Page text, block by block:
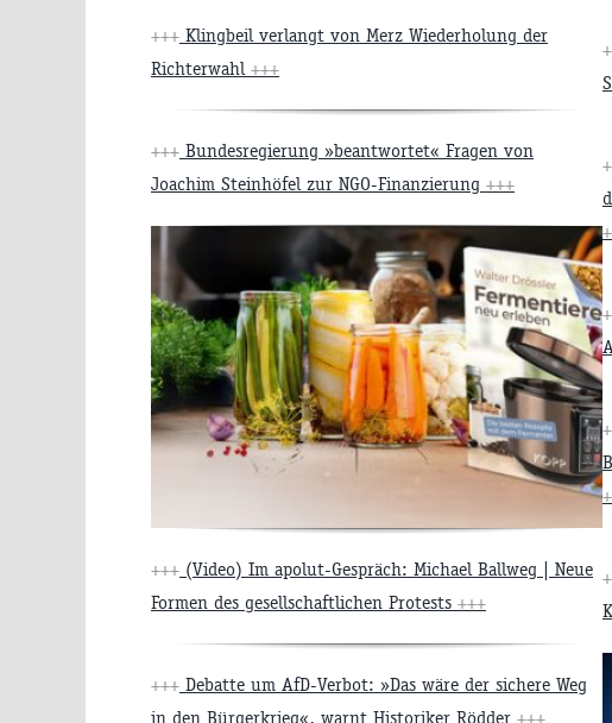
+++ Klingbeil verlangt von Merz Wiederholung der
Richterwahl +++
+++ Bundesregierung »beantwortet« Fragen von
Joachim Steinhöfel zur NGO-Finanzierung +++
+++ (Video) Im apolut-Gespräch: Michael Ballweg | Neue
Formen des gesellschaftlichen Protests +++
+++ Debatte um AfD-Verbot: »Das wäre der sichere Weg
in den Bürgerkrieg«, warnt Historiker Rödder +++